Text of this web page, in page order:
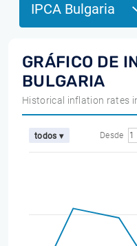
IPCA Bulgaria
GRÁFICO DE
BULGARIA
Historical inflation rates
todos ▾ Desde 1